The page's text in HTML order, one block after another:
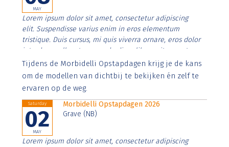
MAY
Lorem ipsum dolor sit amet, consectetur adipiscing
elit. Suspendisse varius enim in eros elementum
tristique. Duis cursus, mi quis viverra ornare, eros dolor
interdum nulla, ut commodo diam libero vitae erat.
Aenean faucibus nibh et justo cursus id rutrum lorem
imperdiet. Nunc ut sem vitae risus tristique posuere.
Tijdens de Morbidelli Opstapdagen krijg je de kans
om de modellen van dichtbij te bekijken én zelf te
ervaren op de weg.
Saturday
02
MAY
Morbidelli Opstapdagen 2026
Grave (NB)
Lorem ipsum dolor sit amet, consectetur adipiscing